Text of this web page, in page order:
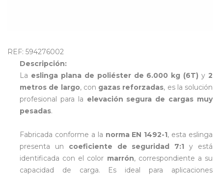
REF: 594276002
Descripción:
La eslinga plana de poliéster de 6.000 kg (6T) y 2
metros de largo, con gazas reforzadas, es la solución
profesional para la elevación segura de cargas muy
pesadas.
Fabricada conforme a la norma EN 1492-1, esta eslinga
presenta un coeficiente de seguridad 7:1 y está
identificada con el color marrón, correspondiente a su
capacidad de carga. Es ideal para aplicaciones